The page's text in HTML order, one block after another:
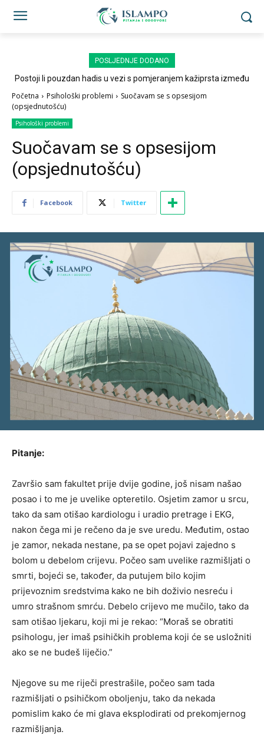
POSLJEDNJE DODANO
Postoji li pouzdan hadis u vezi s pomjeranjem kažiprsta između
Početna Psihološki problemi
Suočavam se s opsesijom
(opsjednutošću)
Psihološki problemi
Suočavam se s opsesijom
(opsjednutošću)
Facebook Twitter
Pitanje:
Završio sam fakultet prije dvije godine, još nisam našao
posao i to me je uvelike opteretilo. Osjetim zamor u srcu,
tako da sam otišao kardiologu i uradio pretrage i EKG,
nakon čega mi je rečeno da je sve uredu. Međutim, ostao
je zamor, nekada nestane, pa se opet pojavi zajedno s
bolom u debelom crijevu. Počeo sam uvelike razmišljati o
smrti, bojeći se, također, da putujem bilo kojim
prijevoznim sredstvima kako ne bih doživio nesreću i
umro strašnom smrću. Debelo crijevo me mučilo, tako da
sam otišao ljekaru, koji mi je rekao: “Moraš se obratiti
psihologu, jer imaš psihičkih problema koji će se usložniti
ako se ne budeš liječio.”
Njegove su me riječi prestrašile, počeo sam tada
razmišljati o psihičkom oboljenju, tako da nekada
pomislim kako će mi glava eksplodirati od prekomjernog
razmišljanja.